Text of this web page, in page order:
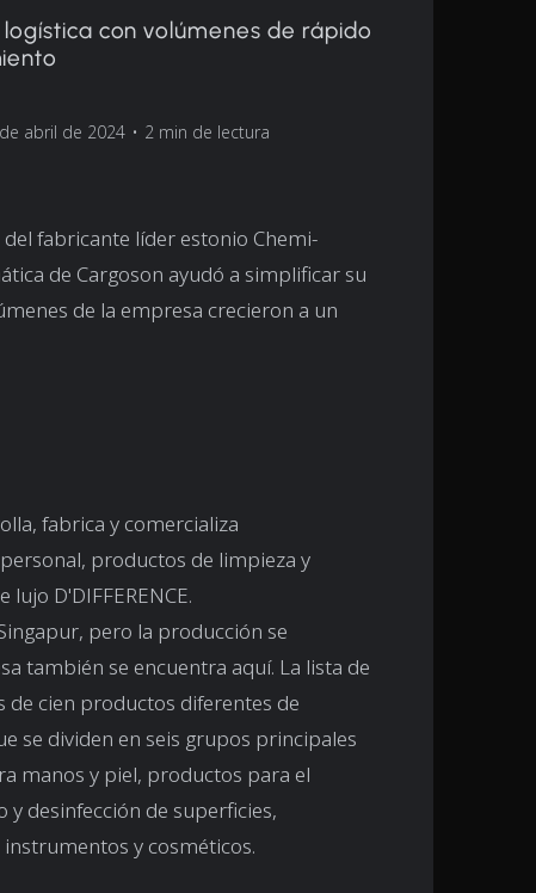
con volúmenes de rápido
abril de 2024 • 2 min de lectura
fabricante líder estonio Chemi-
de Cargoson ayudó a simplificar su
de la empresa crecieron a un
fabrica y comercializa
productos de limpieza y
D'DIFFERENCE.
pero la producción se
también se encuentra aquí. La lista de
de cien productos diferentes de
se dividen en seis grupos principales
manos y piel, productos para el
desinfección de superficies,
y cosméticos.